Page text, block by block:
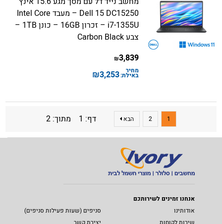
Dell 15 DC15250 – מעבד Intel Core
i7-1355U – זכרון 16GB – כונן 1TB –
צבע Carbon Black
3,839
₪
מחיר
באילת:3,253
₪
1
2 הבא דף: 1 מתוך: 2
אנחנו זמינים לשירותכם
אודותינו
סניפים (שעות פעילות סניפים)